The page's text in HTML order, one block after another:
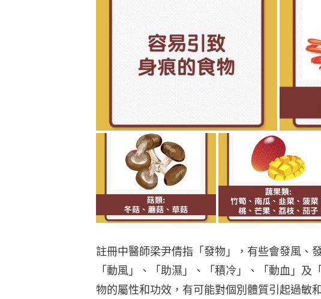
註冊中醫師梁尹倩指「發物」，有些會發風、
「動風」、「助濕」、「積冷」、「動血」及
物的屬性和功效，有可能對個別體質引起過敏